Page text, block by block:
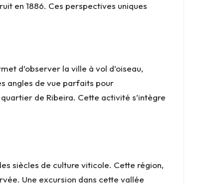
en 1886. Ces perspectives uniques
d’observer la ville à vol d’oiseau,
angles de vue parfaits pour
de Ribeira. Cette activité s’intègre
siècles de culture viticole. Cette région,
Une excursion dans cette vallée